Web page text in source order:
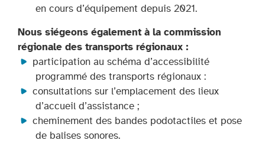
en cours d’équipement depuis 2021.
Nous siégeons également à la commission
régionale des transports régionaux :
participation au schéma d’accessibilité
programmé des transports régionaux :
consultations sur l’emplacement des lieux
d’accueil d’assistance ;
cheminement des bandes podotactiles et pose
de balises sonores.